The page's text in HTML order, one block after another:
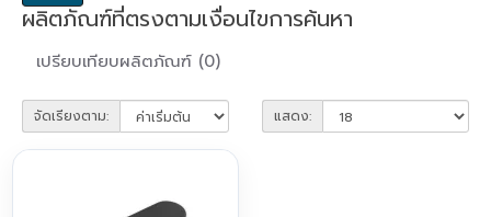
ผลิตภัณฑ์ที่ตรงตามเงื่อนไขการค้นหา
เปรียบเทียบผลิตภัณฑ์ (0)
จัดเรียงตาม: แสดง: